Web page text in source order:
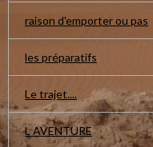
raison d'emporter ou pas
les préparatifs
Le trajet....
L AVENTURE